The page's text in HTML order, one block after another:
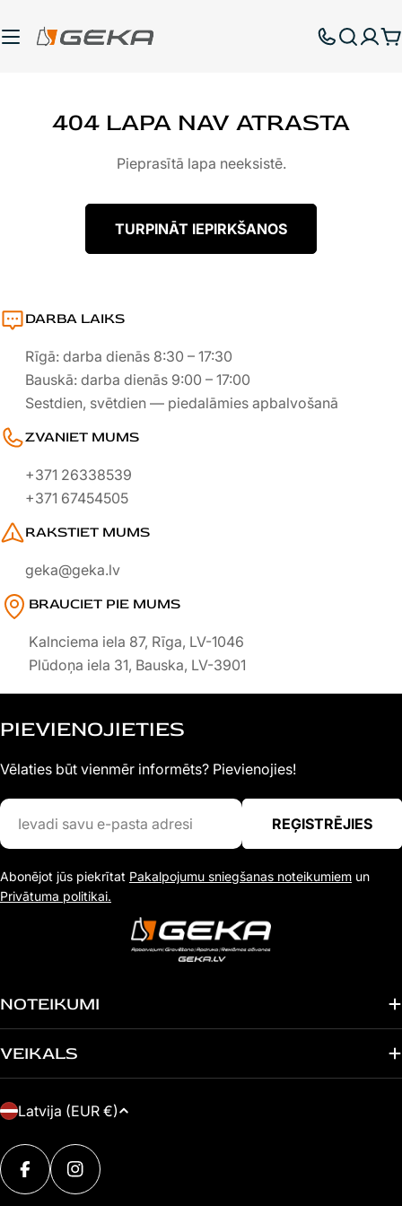
uz
404 LAPA NAV ATRASTA
Pieprasītā lapa neeksistē.
TURPINĀT IEPIRKŠANOS
DARBA LAIKS
Rīgā: darba dienās 8:30 – 17:30
Bauskā: darba dienās 9:00 – 17:00
Sestdien, svētdien — piedalāmies apbalvošanā
ZVANIET MUMS
+371 26338539
+371 67454505
RAKSTIET MUMS
geka@geka.lv
BRAUCIET PIE MUMS
Kalnciema iela 87, Rīga, LV-1046
Plūdoņa iela 31, Bauska, LV-3901
NOTEIKUMI
VEIKALS
PIEVIENOJIETIES
Vēlaties būt vienmēr informēts? Pievienojies!
Ievadi
savu
pasta
adresi
REĢISTRĒJIES
Abonējot jūs piekrītat Pakalpojumu sniegšanas noteikumiem un
Privātuma politikai.
V
A
L
S
Latvija (EUR €)
Maksājuma
metodes
FACEBOOKINSTAGRAM